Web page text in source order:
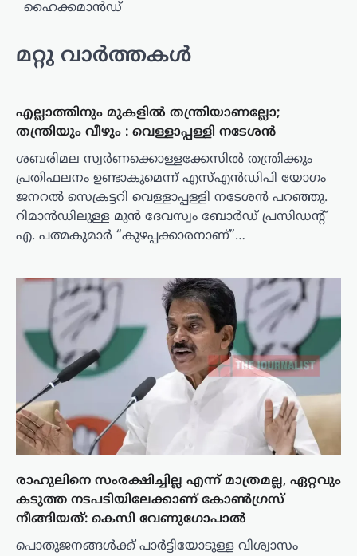
ഹൈക്കമാൻഡ്
മറ്റു വാർത്തകൾ
എല്ലാത്തിനും മുകളില്‍ തന്ത്രിയാണല്ലോ;
തന്ത്രിയും വീഴും : വെള്ളാപ്പള്ളി നടേശൻ
ശബരിമല സ്വർണക്കൊള്ളക്കേസിൽ തന്ത്രിക്കും
പ്രതിഫലനം ഉണ്ടാകുമെന്ന് എസ്എൻഡിപി യോഗം
ജനറൽ സെക്രട്ടറി വെള്ളാപ്പള്ളി നടേശൻ പറഞ്ഞു.
റിമാൻഡിലുള്ള മുൻ ദേവസ്വം ബോർഡ് പ്രസിഡന്റ്
എ. പത്മകുമാർ “കുഴപ്പക്കാരനാണ്”…
രാഹുലിനെ സംരക്ഷിച്ചില്ല എന്ന് മാത്രമല്ല, ഏറ്റവും
കടുത്ത നടപടിയിലേക്കാണ് കോണ്‍ഗ്രസ്
നീങ്ങിയത്: കെസി വേണുഗോപാൽ
പൊതുജനങ്ങള്‍ക്ക് പാര്‍ട്ടിയോടുള്ള വിശ്വാസം